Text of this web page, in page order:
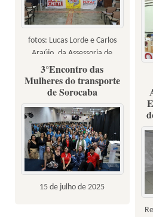
fotos: Lucas Lorde e Carlos
Araújo, da Assessoria de
Comunicação do Sindicato dos
Rodoviários de Sorocaba
3°Encontro das
Mulheres do transporte
de Sorocaba
15 de julho de 2025